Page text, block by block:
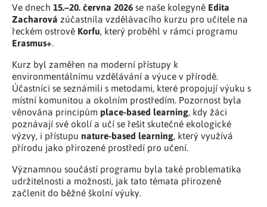
Ve dnech 15.–20. června 2026 se naše kolegyně Edita
Zacharová zúčastnila vzdělávacího kurzu pro učitele na
řeckém ostrově Korfu, který proběhl v rámci programu
Erasmus+.
Kurz byl zaměřen na moderní přístupy k
environmentálnímu vzdělávání a výuce v přírodě.
Účastníci se seznámili s metodami, které propojují výuku s
místní komunitou a okolním prostředím. Pozornost byla
věnována principům place-based learning, kdy žáci
poznávají své okolí a učí se řešit skutečné ekologické
výzvy, i přístupu nature-based learning, který využívá
přírodu jako přirozené prostředí pro učení.
Významnou součástí programu byla také problematika
udržitelnosti a možnosti, jak tato témata přirozeně
začlenit do běžné školní výuky.